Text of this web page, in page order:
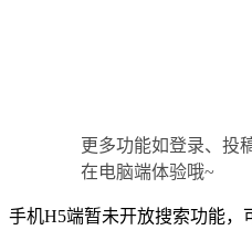
更多功能如登录、投
在电脑端体验哦~
手机H5端暂未开放搜索功能，